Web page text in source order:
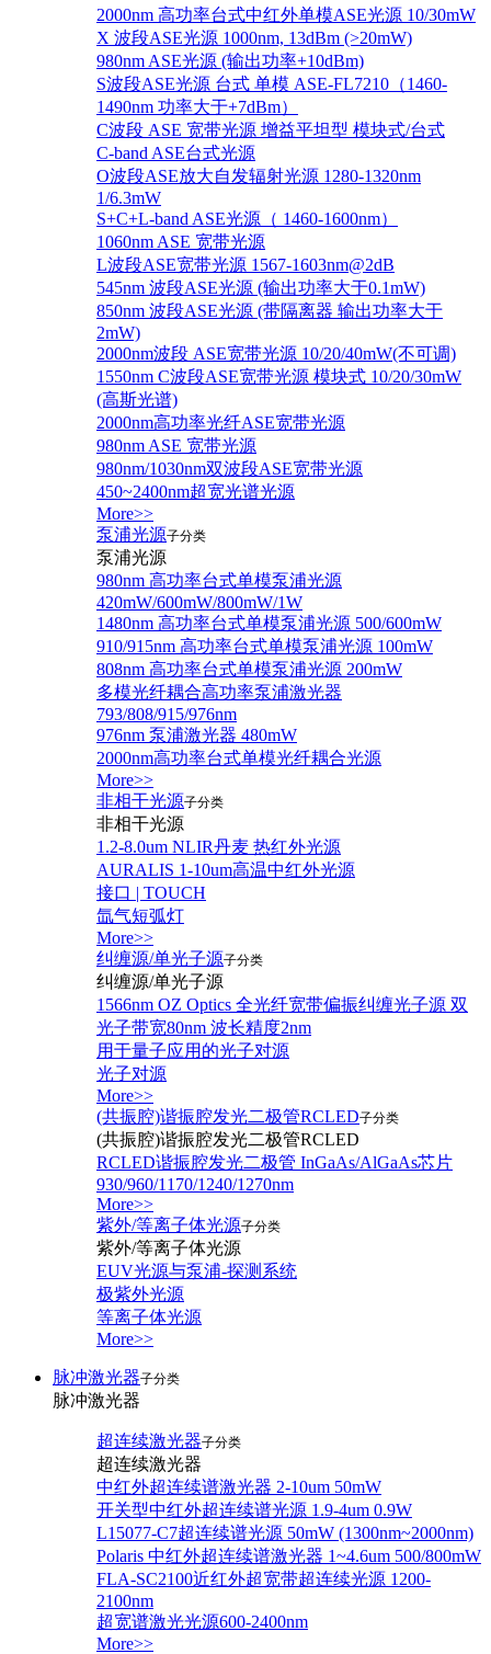
2000nm 高功率台式中红外单模ASE光源 10/30mW
X 波段ASE光源 1000nm, 13dBm (>20mW)
980nm ASE光源 (输出功率+10dBm)
S波段ASE光源 台式 单模 ASE-FL7210（1460-
1490nm 功率大于+7dBm）
C波段 ASE 宽带光源 增益平坦型 模块式/台式
C-band ASE台式光源
O波段ASE放大自发辐射光源 1280-1320nm
1/6.3mW
S+C+L-band ASE光源（ 1460-1600nm）
1060nm ASE 宽带光源
L波段ASE宽带光源 1567-1603nm@2dB
545nm 波段ASE光源 (输出功率大于0.1mW)
850nm 波段ASE光源 (带隔离器 输出功率大于
2mW)
2000nm波段 ASE宽带光源 10/20/40mW(不可调)
1550nm C波段ASE宽带光源 模块式 10/20/30mW
(高斯光谱)
2000nm高功率光纤ASE宽带光源
980nm ASE 宽带光源
980nm/1030nm双波段ASE宽带光源
450~2400nm超宽光谱光源
More>>
泵浦光源子分类
泵浦光源
980nm 高功率台式单模泵浦光源
420mW/600mW/800mW/1W
1480nm 高功率台式单模泵浦光源 500/600mW
910/915nm 高功率台式单模泵浦光源 100mW
808nm 高功率台式单模泵浦光源 200mW
多模光纤耦合高功率泵浦激光器
793/808/915/976nm
976nm 泵浦激光器 480mW
2000nm高功率台式单模光纤耦合光源
More>>
非相干光源子分类
非相干光源
1.2-8.0um NLIR丹麦 热红外光源
AURALIS 1-10um高温中红外光源
接口 | TOUCH
氙气短弧灯
More>>
纠缠源/单光子源子分类
纠缠源/单光子源
1566nm OZ Optics 全光纤宽带偏振纠缠光子源 双
光子带宽80nm 波长精度2nm
用于量子应用的光子对源
光子对源
More>>
(共振腔)谐振腔发光二极管RCLED子分类
(共振腔)谐振腔发光二极管RCLED
RCLED谐振腔发光二极管 InGaAs/AlGaAs芯片
930/960/1170/1240/1270nm
More>>
紫外/等离子体光源子分类
紫外/等离子体光源
EUV光源与泵浦-探测系统
极紫外光源
等离子体光源
More>>
脉冲激光器子分类
脉冲激光器
超连续激光器子分类
超连续激光器
中红外超连续谱激光器 2-10um 50mW
开关型中红外超连续谱光源 1.9-4um 0.9W
L15077-C7超连续谱光源 50mW (1300nm~2000nm)
Polaris 中红外超连续谱激光器 1~4.6um 500/800mW
FLA-SC2100近红外超宽带超连续光源 1200-
2100nm
超宽谱激光光源600-2400nm
More>>